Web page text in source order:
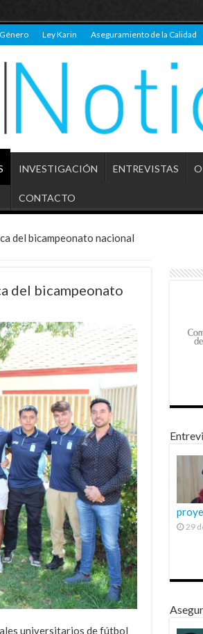
Ley Karin Aseguramiento de la Calidad
INVESTIGACIÓN ENTREVISTAS
CONTACTO
del bicampeonato nacional
del bicampeonato
universitarios de fútbol
29